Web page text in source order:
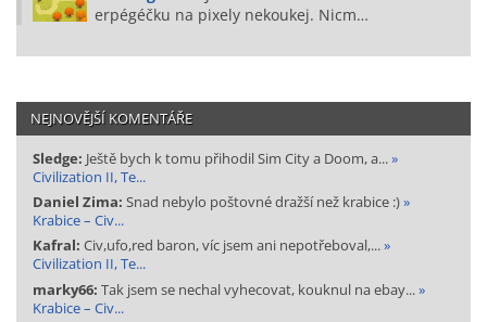
erpégéčku na pixely nekoukej. Nicm…
NEJNOVĚJŠÍ KOMENTÁŘE
Sledge: Ještě bych k tomu přihodil Sim City a Doom, a...»
Civilization II, Te...
Daniel Zima: Snad nebylo poštovné dražší než krabice :)»
Krabice – Civ...
Kafral: Civ,ufo,red baron, víc jsem ani nepotřeboval,...»
Civilization II, Te...
marky66: Tak jsem se nechal vyhecovat, kouknul na ebay...»
Krabice – Civ...